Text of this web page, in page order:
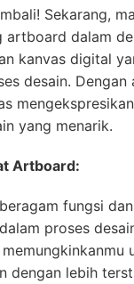
Sekarang,
artboard dalam
kanvas digital
desain.
yang menarik.
Artboard:
fungsi
proses
dengan lebih